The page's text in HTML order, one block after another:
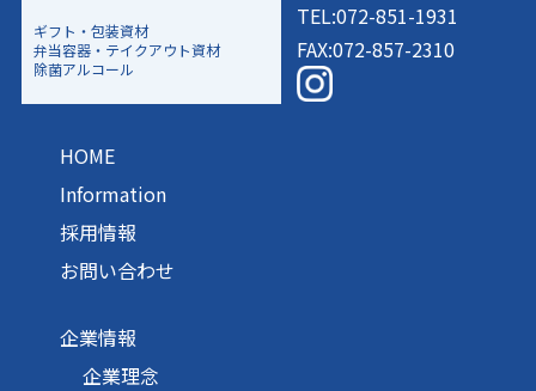
ギフト・包装資材
弁当容器・テイクアウト資材
除菌アルコール
TEL:072-851-1931
FAX:072-857-2310
HOME
Information
採用情報
お問い合わせ
企業情報
企業理念